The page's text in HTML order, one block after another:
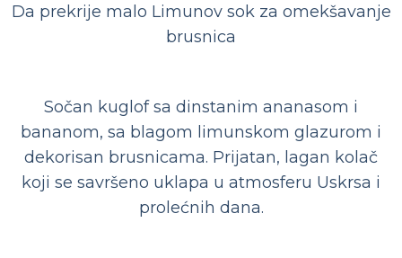
Da prekrije malo Limunov sok za omekšavanje
brusnica
Sočan kuglof sa dinstanim ananasom i
bananom, sa blagom limunskom glazurom i
dekorisan brusnicama. Prijatan, lagan kolač
koji se savršeno uklapa u atmosferu Uskrsa i
prolećnih dana.